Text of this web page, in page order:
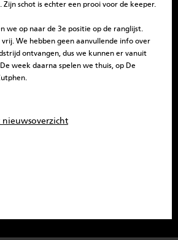
Zijn schot is echter een prooi voor de keeper.
we op naar de 3e positie op de ranglijst.
We hebben geen aanvullende info over
ontvangen, dus we kunnen er vanuit
week daarna spelen we thuis, op De
nieuwsoverzicht